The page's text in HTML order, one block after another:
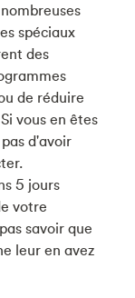
spéciaux
des
de réduire
vous en êtes
d'avoir
5 jours
votre
savoir que
leur en avez